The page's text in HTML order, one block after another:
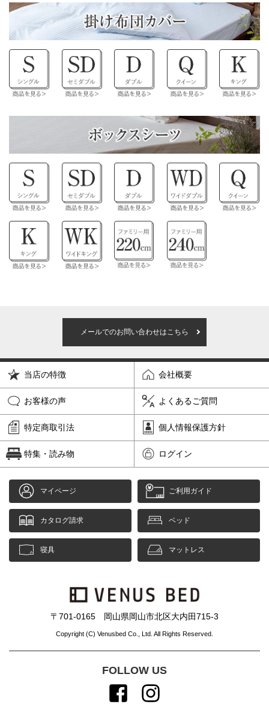
メールでのお問い合わせはこちら
当店の特徴 会社概要
お客様の声 よくあるご質問
特定商取引法 個人情報保護方針
特集・読み物 ログイン
マイページ ご利用ガイド
カタログ請求 ベッド
寝具 マットレス
〒701-0165 岡山県岡山市北区大内田715-3
Copyright (C) Venusbed Co., Ltd. All Rights Reserved.
FOLLOW US